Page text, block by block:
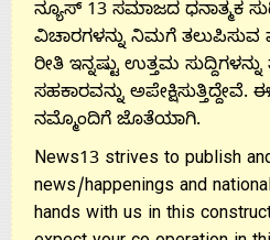
ನ್ಯೂಸ್ 13 ಸಮಾಜದ ಧನಾತ್ಮಕ
ವಿಚಾರಗಳನ್ನು ನಿಮಗೆ ತಲುಪಿಸುವ
ರೀತಿ ಇನ್ನಷ್ಟು ಉತ್ತಮ
ಸಹಕಾರವನ್ನು
ನಮ್ಮೊಂದಿಗೆ ಜೊತೆಯಾಗಿ.
News13 strives to publish
news/happenings and
hands with us in this